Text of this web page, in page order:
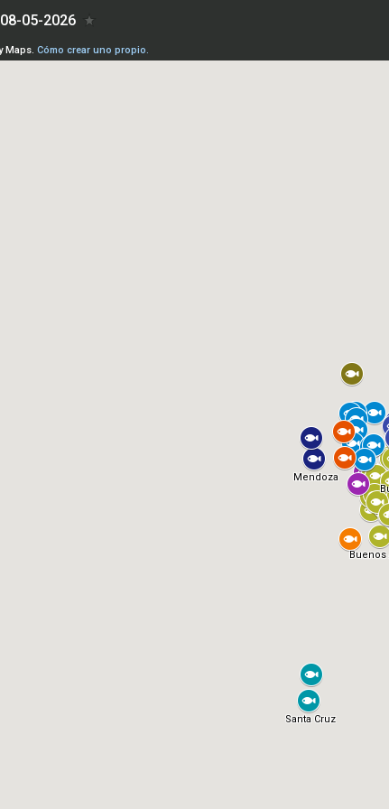
Buenos
Mendoza
Santa Cruz
05-2026
Maps. Cómo crear uno propio.